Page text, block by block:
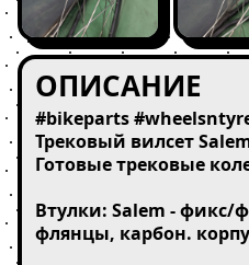
ОПИСАНИЕ
#bikeparts
Трековый вилсет
Готовые трековые
Втулки: Salem - фикс/
флянцы, карбон.